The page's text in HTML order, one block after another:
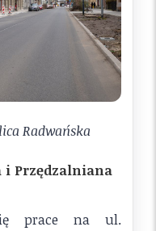
Radwańska
i Przędzalniana
prace na ul.